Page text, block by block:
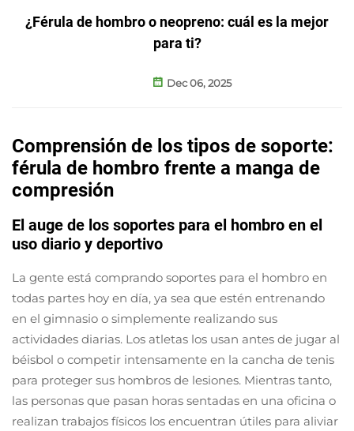
¿Férula de hombro o neopreno: cuál es la mejor
para ti?
Dec 06, 2025
Comprensión de los tipos de soporte:
férula de hombro frente a manga de
compresión
El auge de los soportes para el hombro en el
uso diario y deportivo
La gente está comprando soportes para el hombro en
todas partes hoy en día, ya sea que estén entrenando
en el gimnasio o simplemente realizando sus
actividades diarias. Los atletas los usan antes de jugar al
béisbol o competir intensamente en la cancha de tenis
para proteger sus hombros de lesiones. Mientras tanto,
las personas que pasan horas sentadas en una oficina o
realizan trabajos físicos los encuentran útiles para aliviar